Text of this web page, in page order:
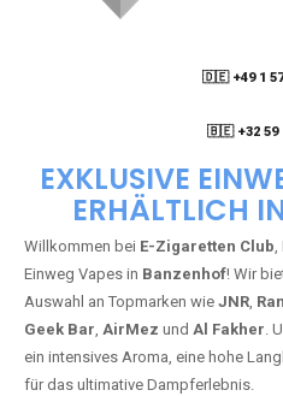
🇩🇪 +49 1 57
🇧🇪 +32 59
EXKLUSIVE
ERHÄLTLICH
Willkommen bei E-Zigaretten Club,
Einweg Vapes in Banzenhof! Wir
Auswahl an Topmarken wie JNR,
Geek Bar, AirMez und Al Fakher.
ein intensives Aroma, eine hohe
für das ultimative Dampferlebnis.